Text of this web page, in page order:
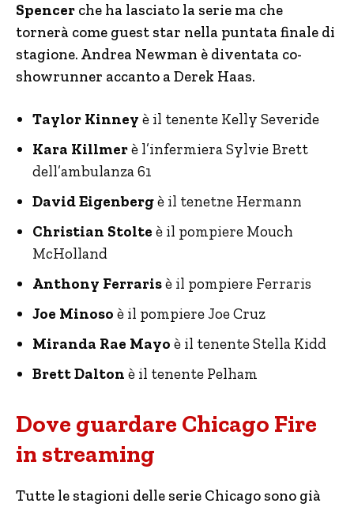
Spencer che ha lasciato la serie ma che
tornerà come guest star nella puntata finale di
stagione. Andrea Newman è diventata co-
showrunner accanto a Derek Haas.
Taylor Kinney è il tenente Kelly Severide
Kara Killmerè l’infermiera Sylvie Brett
dell’ambulanza 61
David Eigenbergè il tenetne Hermann
Christian Stolte è il pompiere Mouch
McHolland
Anthony Ferrarisè il pompiere Ferraris
Joe Minoso è il pompiere Joe Cruz
Miranda Rae Mayo è il tenente Stella Kidd
Brett Dalton è il tenente Pelham
Dove guardare Chicago Fire
in streaming
Tutte le stagioni delle serie Chicago sono già